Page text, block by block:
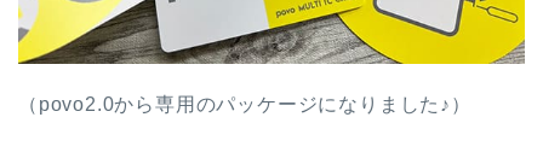
（povo2.0から専用のパッケージになりました♪）